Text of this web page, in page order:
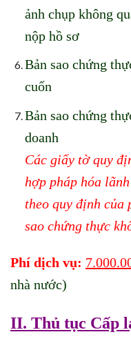
ảnh chụp không
nộp hồ sơ
Bản sao chứng
cuốn
Bản sao chứng
doanh
Các giấy tờ quy
hợp pháp hóa
theo quy định của
sao chứng thực
Phí dịch vụ:
nhà nước)
II. Thủ tục Cấp